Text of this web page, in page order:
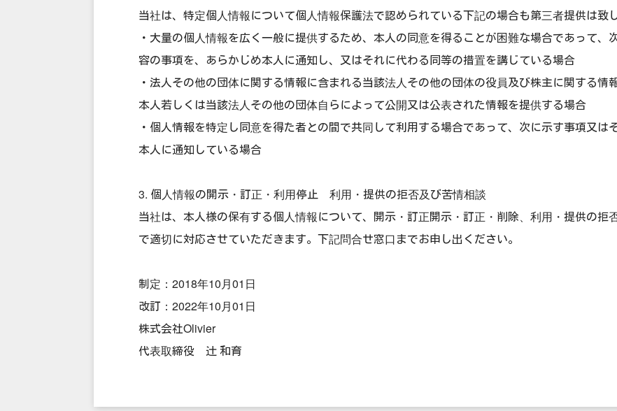
当社は、特定個人情報について個人情報保護法で認められている下記の場合も第三者提供は致
・大量の個人情報を広く一般に提供するため、本人の同意を得ることが困難な場合であって、
容の事項を、あらかじめ本人に通知し、又はそれに代わる同等の措置を講じている場合
・法人その他の団体に関する情報に含まれる当該法人その他の団体の役員及び株主に関する情
本人若しくは当該法人その他の団体自らによって公開又は公表された情報を提供する場合
・個人情報を特定し同意を得た者との間で共同して利用する場合であって、次に示す事項又は
本人に通知している場合
3. 個人情報の開示・訂正・利用停止 利用・提供の拒否及び苦情相談
当社は、本人様の保有する個人情報について、開示・訂正開示・訂正・削除、利用・提供の拒
で適切に対応させていただきます。下記問合せ窓口までお申し出ください。
制定：2018年10月01日
改訂：2022年10月01日
株式会社Olivier
代表取締役 辻 和育